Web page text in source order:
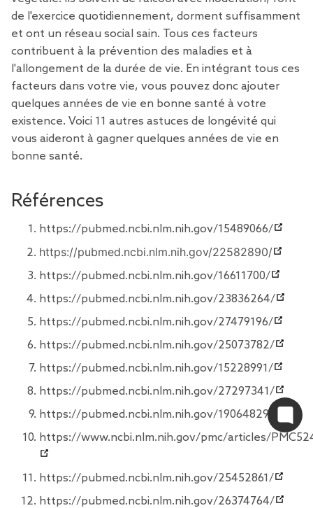
de l'exercice quotidiennement, dorment suffisamment
et ont un réseau social sain. Tous ces facteurs
contribuent à la prévention des maladies et à
l'allongement de la durée de vie. En intégrant tous ces
facteurs dans votre vie, vous pouvez donc ajouter
quelques années de vie en bonne santé à votre
existence. Voici 11 autres astuces de longévité qui
vous aideront à gagner quelques années de vie en
bonne santé.
Références
https://pubmed.ncbi.nlm.nih.gov/15489066/
https://pubmed.ncbi.nlm.nih.gov/22582890/
https://pubmed.ncbi.nlm.nih.gov/16611700/
https://pubmed.ncbi.nlm.nih.gov/23836264/
https://pubmed.ncbi.nlm.nih.gov/27479196/
https://pubmed.ncbi.nlm.nih.gov/25073782/
https://pubmed.ncbi.nlm.nih.gov/15228991/
https://pubmed.ncbi.nlm.nih.gov/27297341/
https://pubmed.ncbi.nlm.nih.gov/19064829/
https://www.ncbi.nlm.nih.gov/pmc/articles/
https://pubmed.ncbi.nlm.nih.gov/25452861/
https://pubmed.ncbi.nlm.nih.gov/26374764/